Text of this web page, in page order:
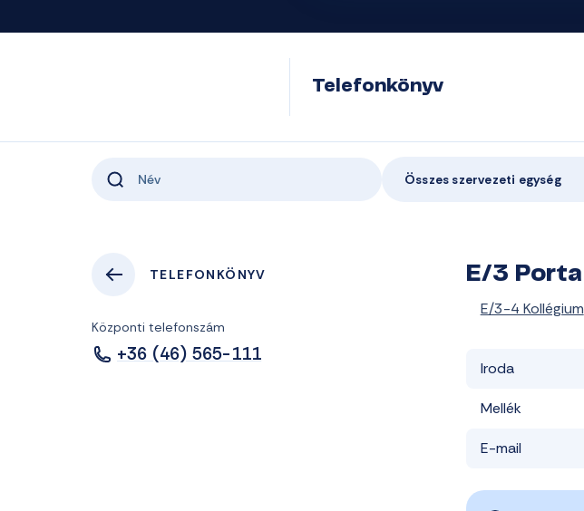
Telefonkönyv
Összes szervezeti egység
TELEFONKÖNYV
Központi telefonszám
+36 (46) 565-111
E/3 Porta
E/3-4 Kollégium
Iroda
Mellék
E-mail